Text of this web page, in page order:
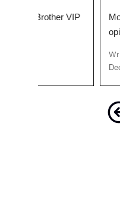
Monika
December 23, 2025